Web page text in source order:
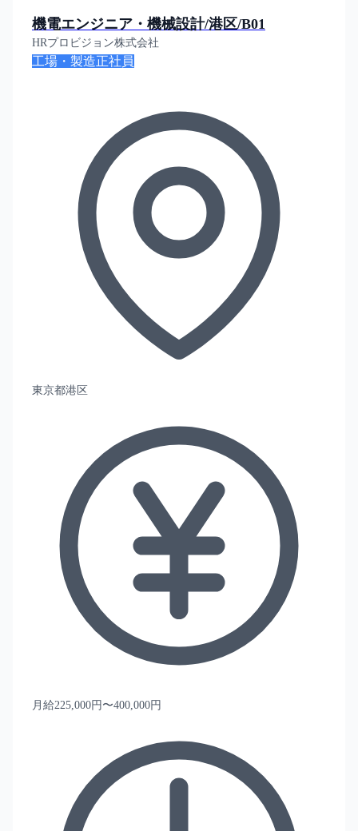
機電エンジニア・機械設計/港区/B01
HRプロビジョン株式会社
工場・製造正社員
東京都港区
月給225,000円〜400,000円